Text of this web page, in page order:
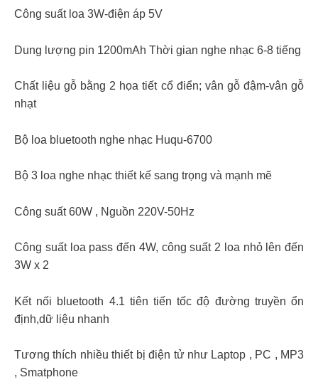
Công suất loa 3W-điện áp 5V
Dung lượng pin 1200mAh Thời gian nghe nhạc 6-8 tiếng
Chất liệu gỗ bằng 2 họa tiết cổ điển; vân gỗ đậm-vân gỗ
nhạt
Bộ loa bluetooth nghe nhạc Huqu-6700
Bộ 3 loa nghe nhạc thiết kế sang trọng và mạnh mẽ
Công suất 60W , Nguồn 220V-50Hz
Công suất loa pass đến 4W, công suất 2 loa nhỏ lên đến
3W x 2
Kết nối bluetooth 4.1 tiên tiến tốc độ đường truyền ổn
định,dữ liệu nhanh
Tương thích nhiều thiết bị điện tử như Laptop , PC , MP3
, Smatphone